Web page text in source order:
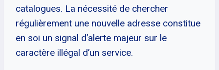
catalogues. La nécessité de chercher
régulièrement une nouvelle adresse constitue
en soi un signal d’alerte majeur sur le
caractère illégal d’un service.